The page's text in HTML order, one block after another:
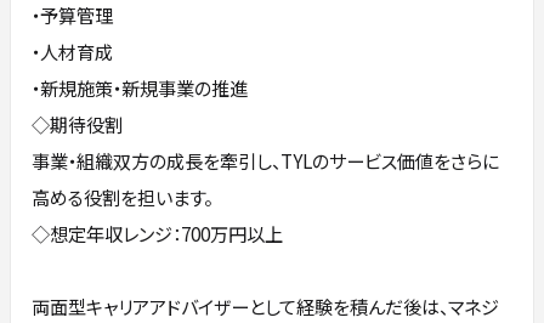
・予算管理
・人材育成
・新規施策・新規事業の推進
◇期待役割
事業・組織双方の成長を牽引し、TYLのサービス価値をさらに
高める役割を担います。
◇想定年収レンジ：700万円以上
両面型キャリアアドバイザーとして経験を積んだ後は、マネジ